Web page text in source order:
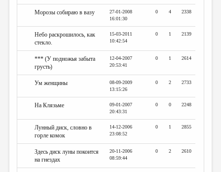
Морозы собираю в вазу
27-01-2008
16:01:30
0 4 2338
Небо раскрошилось, как
стекло.
15-03-2011
10:42:54
0 1 2139
*** (У подножья забыта
грусть)
12-04-2007
20:53:41
0 1 2614
Ум женщины
08-09-2009
13:15:26
0 2 2733
На Клязьме
09-01-2007
20:43:31
0 0 2248
Лунный диск, словно в
горле комок
14-12-2006
23:08:52
0 1 2855
Здесь диск луны покоится
на гнездах
20-11-2006
08:59:44
0 2 2610